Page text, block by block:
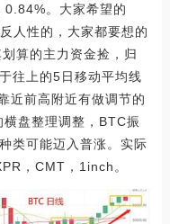
。大家希望的
人性的，大家都要想的
算的主力资金捡，归
往上的5日移动平均线
近前高附近有做调节的
盘整理调整，BTC振
类可能迈入普涨。实际
，CMT，1inch。